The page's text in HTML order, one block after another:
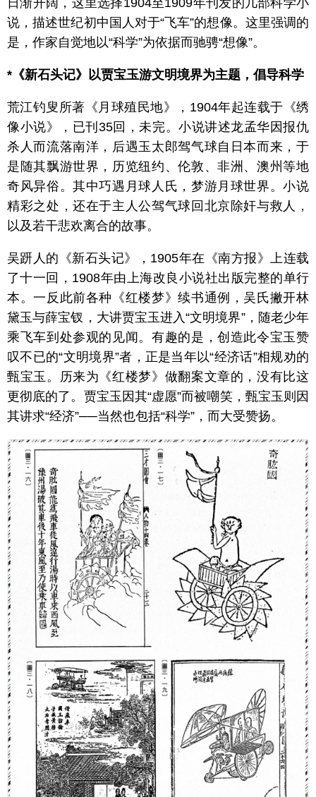
说，描述世纪初中国人对于“飞车”的想像。这里强调的
是，作家自觉地以“科学”为依据而驰骋“想像”。
*《新石头记》以贾宝玉游文明境界为主题，倡导科学
荒江钓叟所著《月球殖民地》，1904年起连载于《绣
像小说》，已刊35回，未完。小说讲述龙孟华因报仇
杀人而流落南洋，后遇玉太郎驾气球自日本而来，于
是随其飘游世界，历览纽约、伦敦、非洲、澳州等地
奇风异俗。其中巧遇月球人氏，梦游月球世界。小说
精彩之处，还在于主人公驾气球回北京除奸与救人，
以及若干悲欢离合的故事。
吴趼人的《新石头记》，1905年在《南方报》上连载
了十一回，1908年由上海改良小说社出版完整的单行
本。一反此前各种《红楼梦》续书通例，吴氏撇开林
黛玉与薛宝钗，大讲贾宝玉进入“文明境界”，随老少年
乘飞车到处参观的见闻。有趣的是，创造此令宝玉赞
叹不已的“文明境界”者，正是当年以“经济话”相规劝的
甄宝玉。历来为《红楼梦》做翻案文章的，没有比这
更彻底的了。贾宝玉因其“虚愿”而被嘲笑，甄宝玉则因
其讲求“经济”──当然也包括“科学”，而大受赞扬。